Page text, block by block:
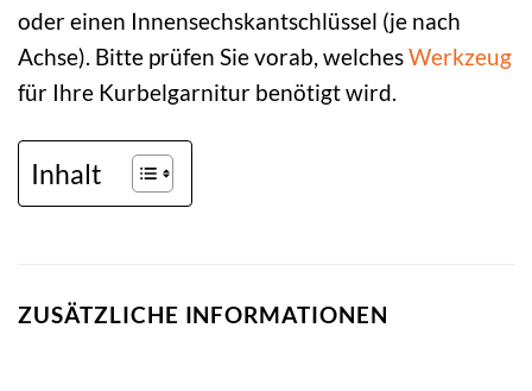
oder einen Innensechskantschlüssel (je nach
Achse). Bitte prüfen Sie vorab, welchesWerkzeug
für Ihre Kurbelgarnitur benötigt wird.
Inhalt
ZUSÄTZLICHE INFORMATIONEN